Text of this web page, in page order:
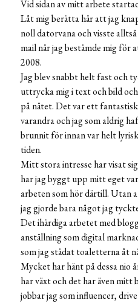
Vid sidan av mitt arbete
Låt mig berätta här att jag
noll datorvana och visste
mail när jag bestämde mig för
2008.
Jag blev snabbt helt fast och
uttrycka mig i text och bild
på nätet. Det var ett
varandra och jag som aldrig
brunnit för innan var helt
tiden.
Mitt stora intresse har visat
har jag byggt upp mitt eget
arbeten som hör därtill. Utan
jag gjorde bara något jag
Det ihärdiga arbetet med
anställning som digital
som jag städat toaletterna åt
Mycket har hänt på dessa nio
har växt och det har även
jobbar jag som influencer,